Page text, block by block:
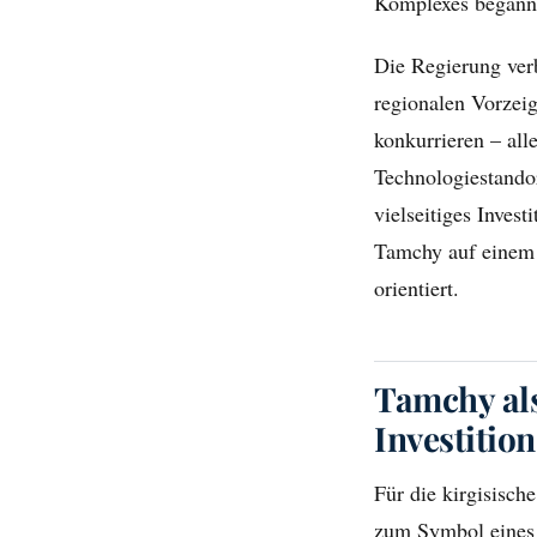
Die Regierung
regionalen
konkurrieren –
vielseitiges
Tamchy auf
orientiert.
Tamchy
Für die
zum Symbol